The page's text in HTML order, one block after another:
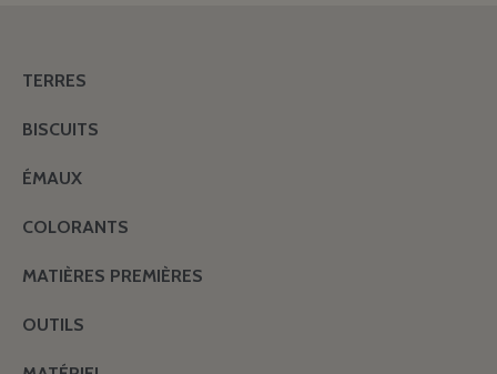
TERRES
BISCUITS
ÉMAUX
COLORANTS
MATIÈRES PREMIÈRES
OUTILS